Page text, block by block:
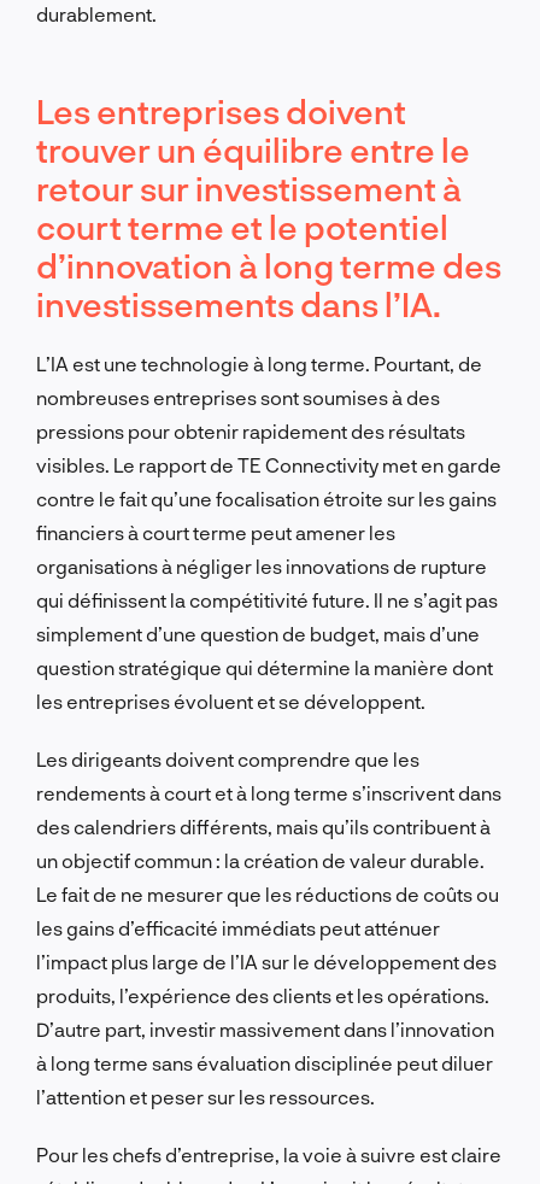
durablement.
Les entreprises doivent
trouver un équilibre entre le
retour sur investissement à
court terme et le potentiel
d’innovation à long terme des
investissements dans l’IA.
L’IA est une technologie à long terme. Pourtant, de
nombreuses entreprises sont soumises à des
pressions pour obtenir rapidement des résultats
visibles. Le rapport de TE Connectivity met en garde
contre le fait qu’une focalisation étroite sur les gains
financiers à court terme peut amener les
organisations à négliger les innovations de rupture
qui définissent la compétitivité future. Il ne s’agit pas
simplement d’une question de budget, mais d’une
question stratégique qui détermine la manière dont
les entreprises évoluent et se développent.
Les dirigeants doivent comprendre que les
rendements à court et à long terme s’inscrivent dans
des calendriers différents, mais qu’ils contribuent à
un objectif commun : la création de valeur durable.
Le fait de ne mesurer que les réductions de coûts ou
les gains d’efficacité immédiats peut atténuer
l’impact plus large de l’IA sur le développement des
produits, l’expérience des clients et les opérations.
D’autre part, investir massivement dans l’innovation
à long terme sans évaluation disciplinée peut diluer
l’attention et peser sur les ressources.
Pour les chefs d’entreprise, la voie à suivre est claire